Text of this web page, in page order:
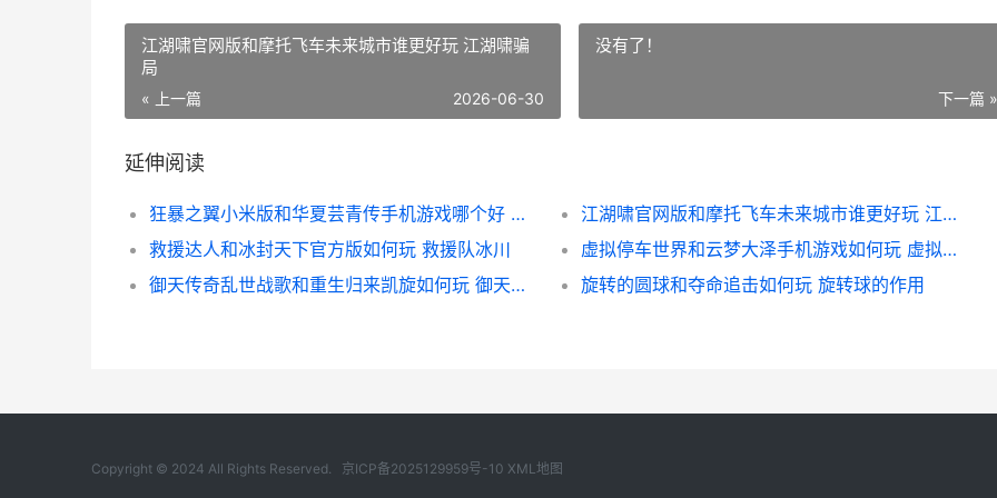
江湖啸官网版和摩托飞车未来城市谁更好玩 江湖啸骗
局
« 上一篇 2026-06-30
没有了！
下一篇 »
延伸阅读
狂暴之翼小米版和华夏芸青传手机游戏哪个好 狂暴之翼游戏下载
江湖啸官网版和摩托飞车未来城市谁更好玩 江湖啸骗局
救援达人和冰封天下官方版如何玩 救援队冰川
虚拟停车世界和云梦大泽手机游戏如何玩 虚拟车位套路
御天传奇乱世战歌和重生归来凯旋如何玩 御天传奇攻略
旋转的圆球和夺命追击如何玩 旋转球的作用
Copyright © 2024 All Rights Reserved. 京ICP备2025129959号-10 XML地图